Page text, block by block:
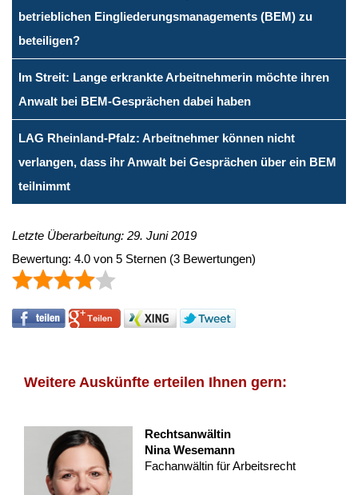
betrieblichen Eingliederungsmanagements (BEM) zu
beteiligen?
Im Streit: Lange erkrankte Arbeitnehmerin möchte ihren
Anwalt bei BEM-Gesprächen dabei haben
LAG Rheinland-Pfalz: Arbeitnehmer können nicht
verlangen, dass ihr Anwalt bei Gesprächen über ein BEM
teilnimmt
Letzte Überarbeitung: 29. Juni 2019
Bewertung: 4.0 von 5 Sternen (3 Bewertungen)
Weitere Auskünfte erteilen Ihnen gern:
Rechtsanwältin
Nina Wesemann
Fachanwältin für Arbeitsrecht